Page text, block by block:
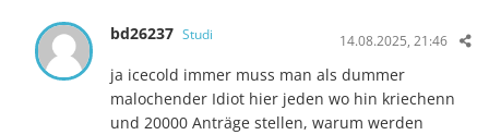
bd26237 Studi 14.08.2025, 21:46
ja icecold immer muss man als dummer
malochender Idiot hier jeden wo hin kriechenn
und 20000 Anträge stellen, warum werden